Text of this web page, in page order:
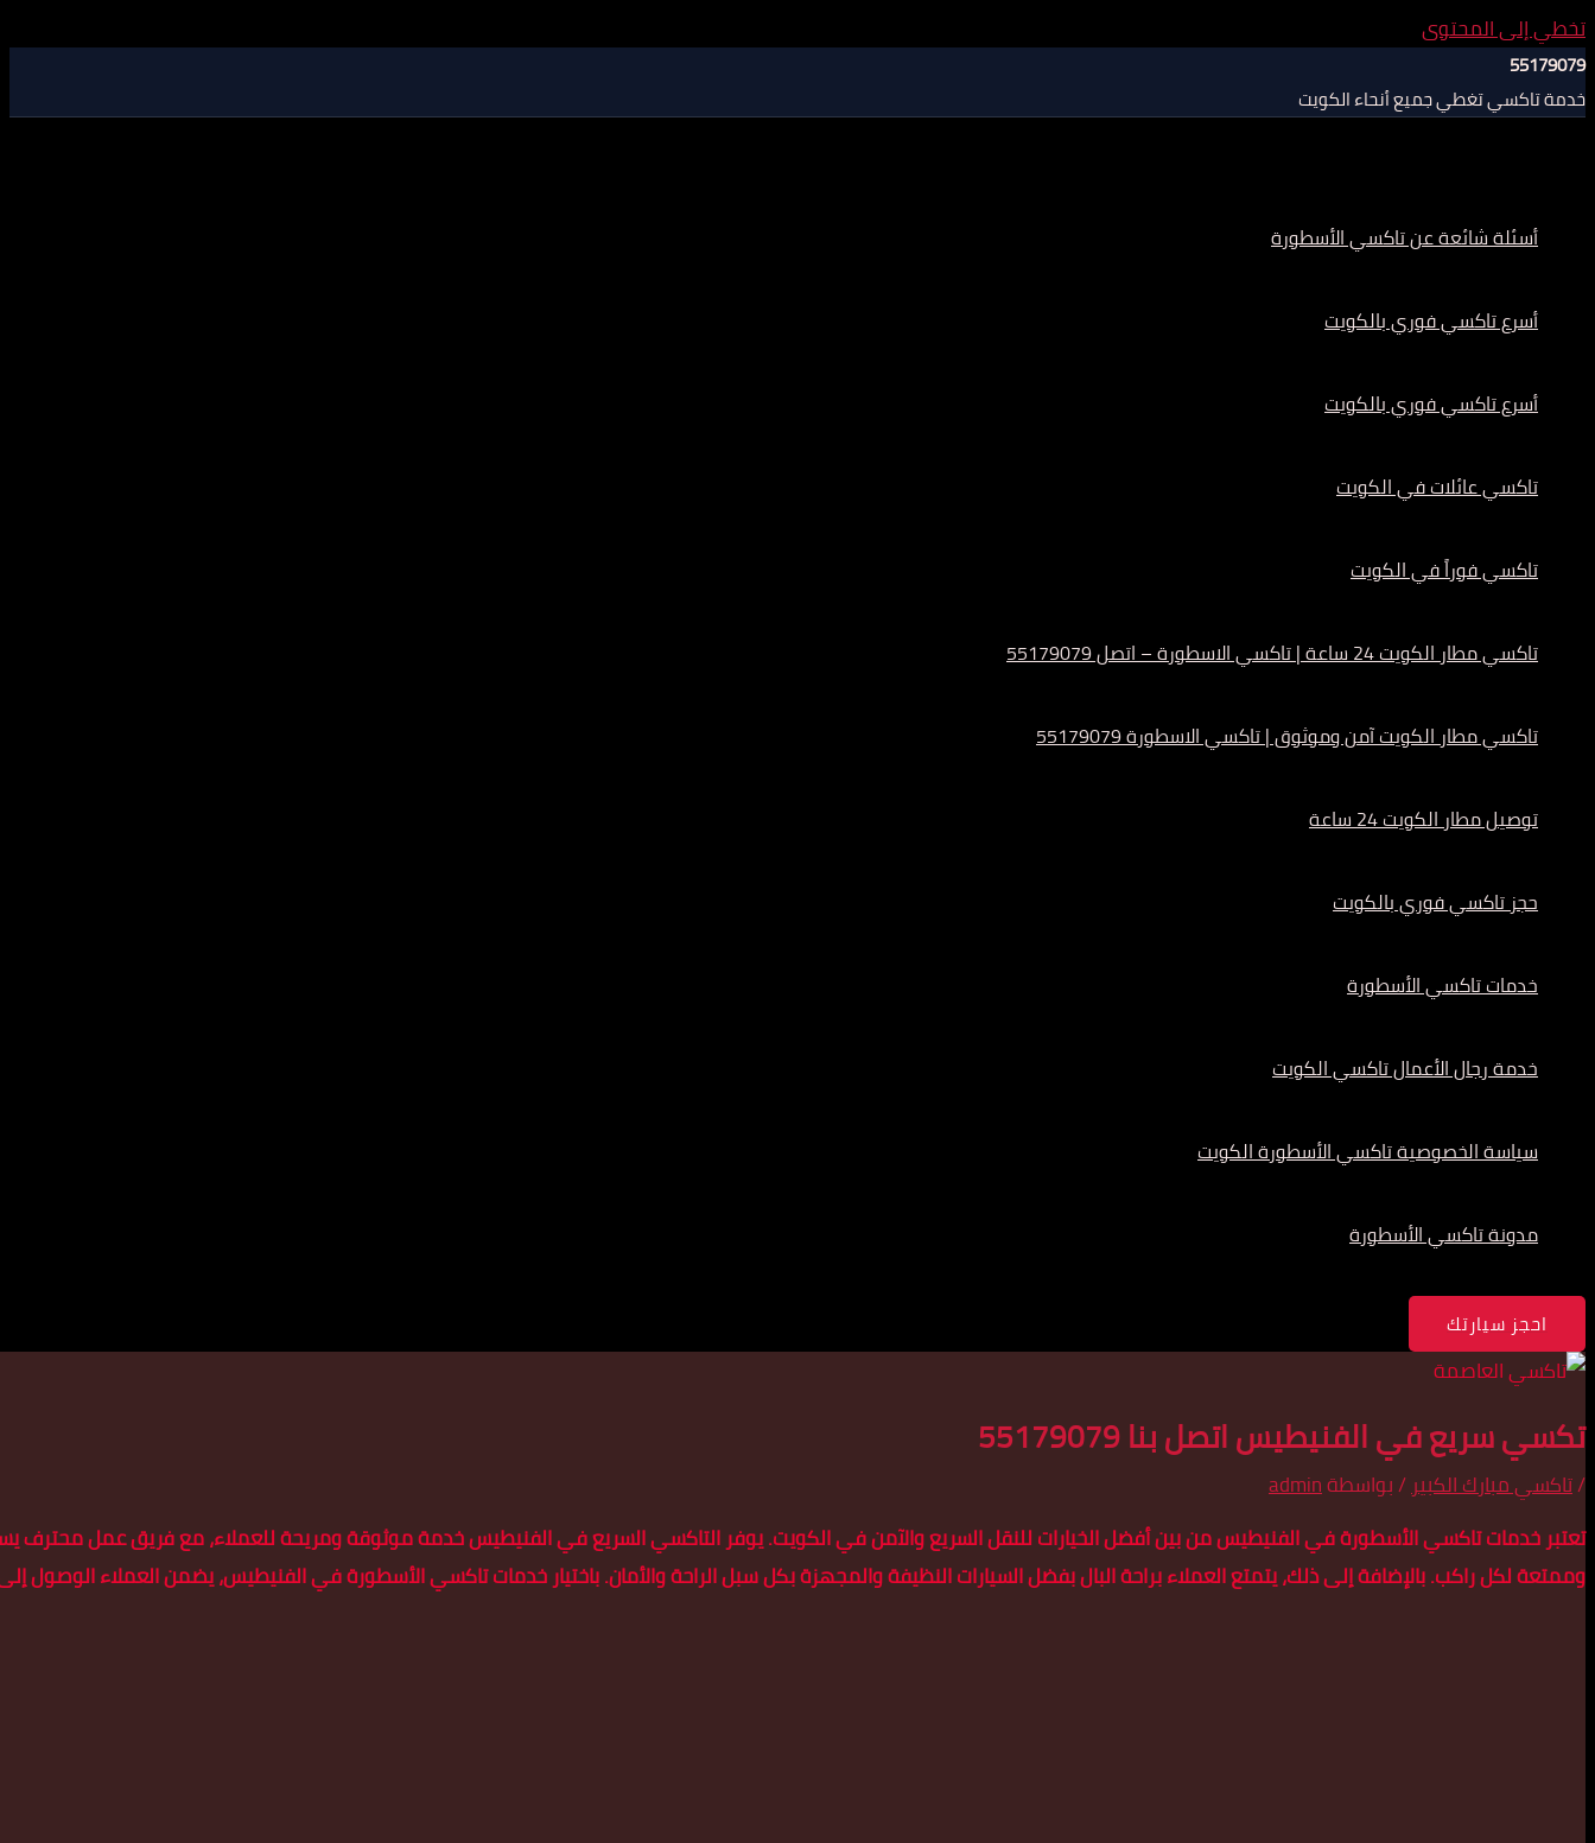
تخطي إلى المحتوى
55179079
خدمة تاكسي تغطي جميع أنحاء الكويت
أسئلة شائعة عن تاكسي الأسطورة
أسرع تاكسي فوري بالكويت
أسرع تاكسي فوري بالكويت
تاكسي عائلات في الكويت
تاكسي فوراً في الكويت
تاكسي مطار الكويت 24 ساعة | تاكسي الاسطورة – اتصل 55179079
تاكسي مطار الكويت آمن وموثوق | تاكسي الاسطورة 55179079
توصيل مطار الكويت 24 ساعة
حجز تاكسي فوري بالكويت
خدمات تاكسي الأسطورة
خدمة رجال الأعمال تاكسي الكويت
سياسة الخصوصية تاكسي الأسطورة الكويت
مدونة تاكسي الأسطورة
احجز سيارتك
تكسي سريع في الفنيطيس اتصل بنا 55179079
/تاكسي مبارك الكبير/ بواسطةadmin
تعتبر خدمات تاكسي الأسطورة في الفنيطيس من بين أفضل الخيارات للنقل السريع والآمن في الكويت. يوفر التاكسي السريع في الفنيطيس خدمة موثوقة ومريحة للعملاء، مع فريق عمل محترف
وممتعة لكل راكب. بالإضافة إلى ذلك، يتمتع العملاء براحة البال بفضل السيارات النظيفة والمجهزة بكل سبل الراحة والأمان. باختيار خدمات تاكسي الأسطورة في الفنيطيس، يضمن العملاء الوصول إلى وجهتهم في الوقت المحدد دون